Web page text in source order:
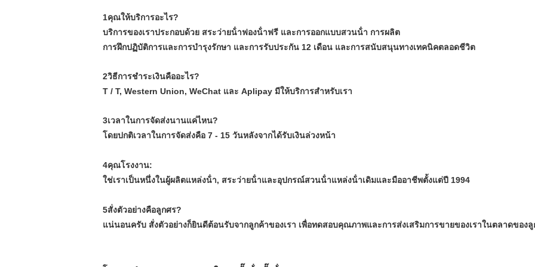
1คุณให้บริการอะไร?
บริการของเราประกอบด้วย สระว่ายน้ําฟองน้ําฟรี และการออกแบบสวนน้ํา การผลิต
การฝึกปฏิบัติการและการบํารุงรักษา และการรับประกัน 12 เดือน และการสนับสนุนทางเทคนิคตลอดชีวิต
2วิธีการชําระเงินคืออะไร?
T / T, Western Union, WeChat และ Aplipay มีให้บริการสําหรับเรา
3เวลาในการจัดส่งนานแค่ไหน?
โดยปกติเวลาในการจัดส่งคือ 7 - 15 วันหลังจากได้รับเงินล่วงหน้า
4คุณโรงงาน:
ใช่เราเป็นหนึ่งในผู้ผลิตแหล่งน้ํา, สระว่ายน้ําและอุปกรณ์สวนน้ําแหล่งน้ําเดิมและมืออาชีพตั้งแต่ปี 1994
5สั่งตัวอย่างคือลูกศร?
แน่นอนครับ สั่งตัวอย่างก็ยินดีต้อนรับจากลูกค้าของเรา เพื่อทดสอบคุณภาพและการส่งเสริมการขายของเราในตลาดของลู